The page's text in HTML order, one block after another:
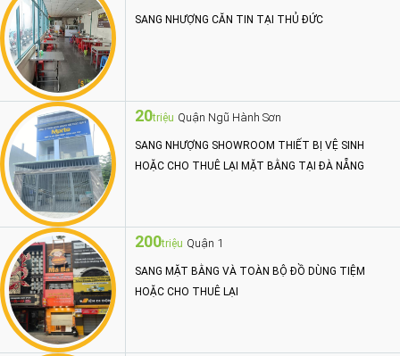
SANG NHƯỢNG CĂN TIN TẠI THỦ ĐỨC
20triệu Quận Ngũ Hành Sơn
SANG NHƯỢNG SHOWROOM THIẾT BỊ VỆ SINH
HOẶC CHO THUÊ LẠI MẶT BẰNG TẠI ĐÀ NẴNG
200triệu Quận 1
SANG MẶT BẰNG VÀ TOÀN BỘ ĐỒ DÙNG TIỆM
HOẶC CHO THUÊ LẠI